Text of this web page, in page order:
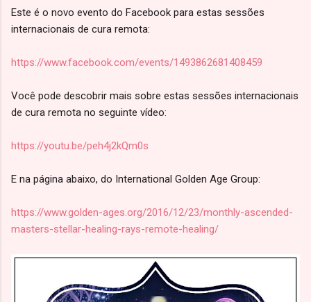
Este é o novo evento do Facebook para estas sessões
internacionais de cura remota:
https://www.facebook.com/events/1493862681408459
Você pode descobrir mais sobre estas sessões internacionais
de cura remota no seguinte vídeo:
https://youtu.be/peh4j2kQm0s
E na página abaixo, do International Golden Age Group:
https://www.golden-ages.org/2016/12/23/monthly-ascended-
masters-stellar-healing-rays-remote-healing/